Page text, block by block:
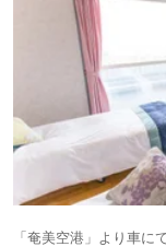
「奄美空港」より車に